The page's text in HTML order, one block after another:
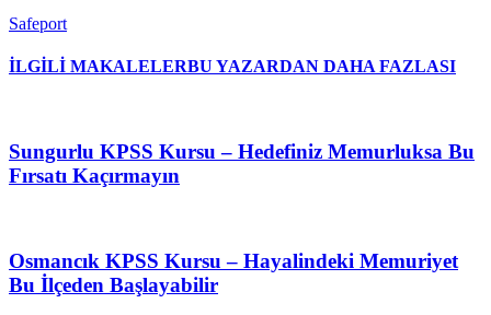
Safeport
İLGİLİ MAKALELERBU YAZARDAN DAHA FAZLASI
Sungurlu KPSS Kursu – Hedefiniz Memurluksa Bu
Fırsatı Kaçırmayın
Osmancık KPSS Kursu – Hayalindeki Memuriyet
Bu İlçeden Başlayabilir